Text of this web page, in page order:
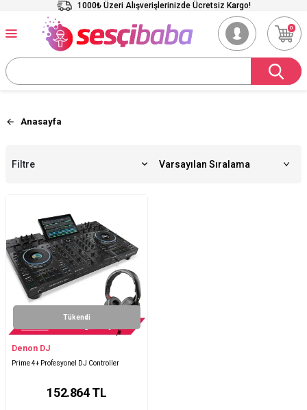
1000₺ Üzeri Alışverişlerinizde Ücretsiz Kargo!
0
Anasayfa
Filtre
Tükendi
Denon DJ
Prime 4+ Profesyonel DJ Controller
152.864TL